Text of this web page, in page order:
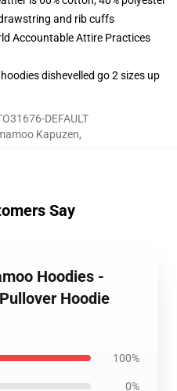
and rib cuffs
Accountable Attire Practices
dishevelled go 2 sizes up
DEFAULT
Kapuzen,
Say
Hoodies -
Hoodie
100%
0%